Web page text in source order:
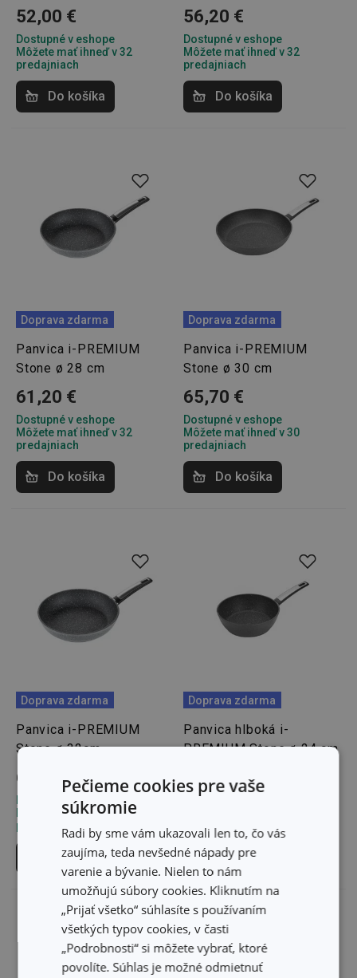
52,00 €
Dostupné v eshope
Môžete mať ihneď v 32
predajniach
Do košíka
56,20 €
Dostupné v eshope
Môžete mať ihneď v 32
predajniach
Do košíka
Doprava zdarma
Panvica i-PREMIUM
Stone ø 28 cm
61,20 €
Dostupné v eshope
Môžete mať ihneď v 32
predajniach
Do košíka
Doprava zdarma
Panvica i-PREMIUM
Stone ø 30 cm
65,70 €
Dostupné v eshope
Môžete mať ihneď v 30
predajniach
Do košíka
Doprava zdarma
Panvica i-PREMIUM
Stone ø 32cm
68,60 €
Dostupné v eshope
Môžete mať ihneď v 24
predajniach
Do košíka
Doprava zdarma
Panvica hlboká i-
PREMIUM Stone ø 24 cm
56,20 €
Dostupné v eshope
predajniach
Do košíka
Pečieme cookies pre vaše
súkromie
Radi by sme vám ukazovali len to, čo vás
zaujíma, teda nevšedné nápady pre
varenie a bývanie. Nielen to nám
umožňujú súbory cookies. Kliknutím na
„Prijať všetko“ súhlasíte s používaním
všetkých typov cookies, v časti
„Podrobnosti“ si môžete vybrať, ktoré
povolíte. Súhlas je možné odmietnuť